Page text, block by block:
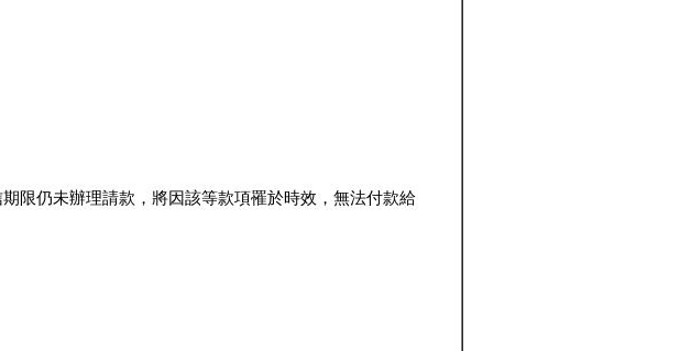
限仍未辦理請款，將因該等款項罹於時效，無法付款給